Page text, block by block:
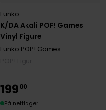
K/DA Akali POP! Games
Vinyl Figure
Funko
Funko POP! Games
19900
På nettlager